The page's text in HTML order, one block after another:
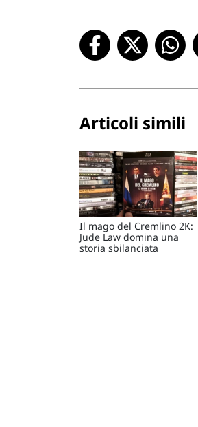
Articoli simili
Il mago del Cremlino 2K:
Jude Law domina una
storia sbilanciata